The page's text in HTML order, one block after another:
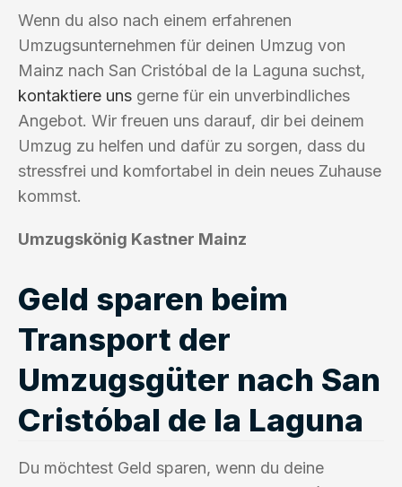
Wenn du also nach einem erfahrenen
Umzugsunternehmen für deinen Umzug von
Mainz nach San Cristóbal de la Laguna suchst,
kontaktiere uns gerne für ein unverbindliches
Angebot. Wir freuen uns darauf, dir bei deinem
Umzug zu helfen und dafür zu sorgen, dass du
stressfrei und komfortabel in dein neues Zuhause
kommst.
Umzugskönig Kastner Mainz
Geld sparen beim
Transport der
Umzugsgüter nach San
Cristóbal de la Laguna
Du möchtest Geld sparen, wenn du deine